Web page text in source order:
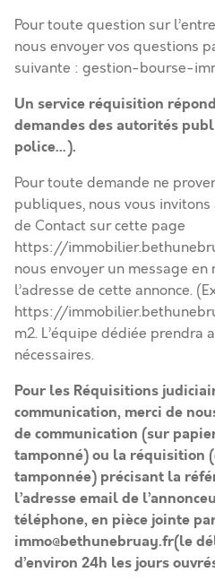
Pour toute question sur
nous envoyer vos questions
suivante : gestion-bourse-
Un service réquisition
demandes des autorités
police…).
Pour toute demande ne
publiques, nous vous
de Contact sur cette page
https://
nous envoyer un message en
l’adresse de cette annonce.
https://
m2. L’équipe dédiée prendra
nécessaires.
Pour les Réquisitions
communication, merci de
de communication (sur
tamponné) ou la réquisition
tamponnée) précisant la
l’adresse email de
téléphone, en pièce jointe
immo@bethunebruay.fr(le
d’environ 24h les jours